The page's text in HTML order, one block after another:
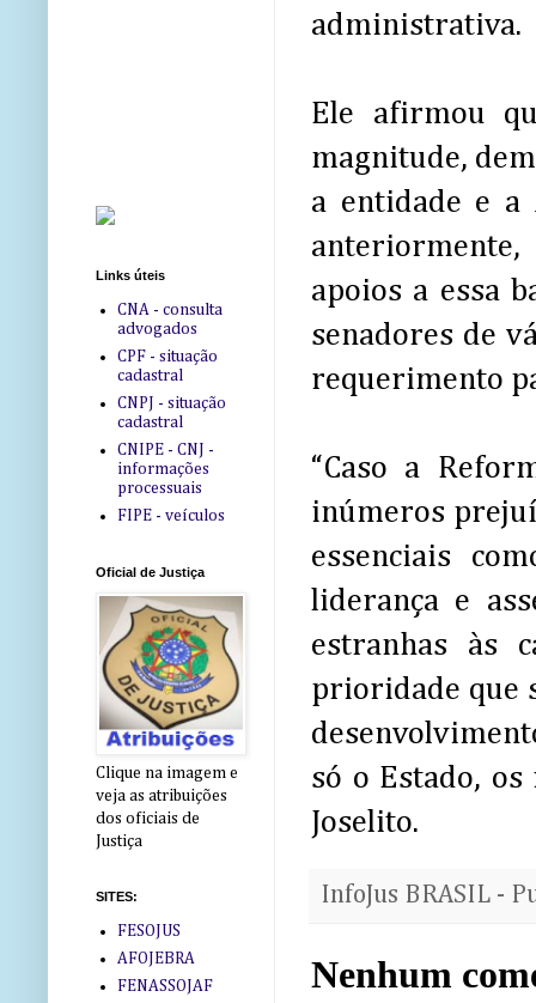
administrativa.
Ele afirmou
magnitude,
a entidade e a
apoios a essa
senadores de
requerimento
“Caso a
inúmeros
essenciais
liderança e
estranhas às
prioridade que
só o Estado,
Joselito.
InfoJus BRASIL -
Nenhum
Links úteis
CNA - consulta
advogados
CPF - situação
cadastral
CNPJ - situação
cadastral
CNIPE - CNJ -
informações
processuais
FIPE - veículos
Oficial de Justiça
Clique na imagem e
veja as atribuições
dos oficiais de
Justiça
SITES:
FESOJUS
AFOJEBRA
FENASSOJAF